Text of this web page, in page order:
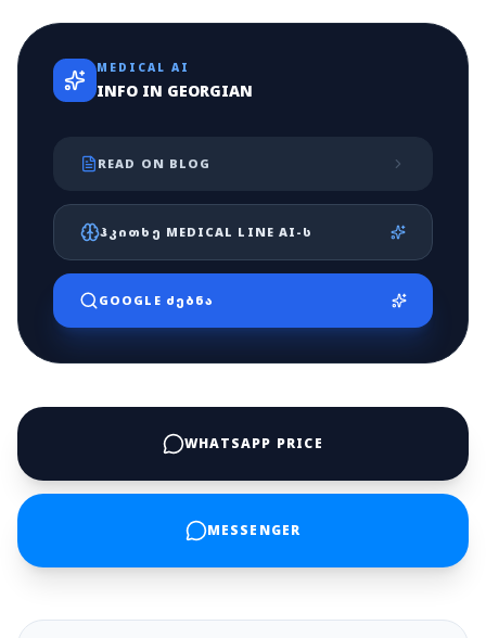
MEDICAL AI
INFO IN GEORGIAN
READ ON BLOG
ᲰᲙᲘᲗᲮᲔ MEDICAL LINE AI-Ს
GOOGLE ᲫᲔᲑᲜᲐ
WHATSAPP PRICE
MESSENGER